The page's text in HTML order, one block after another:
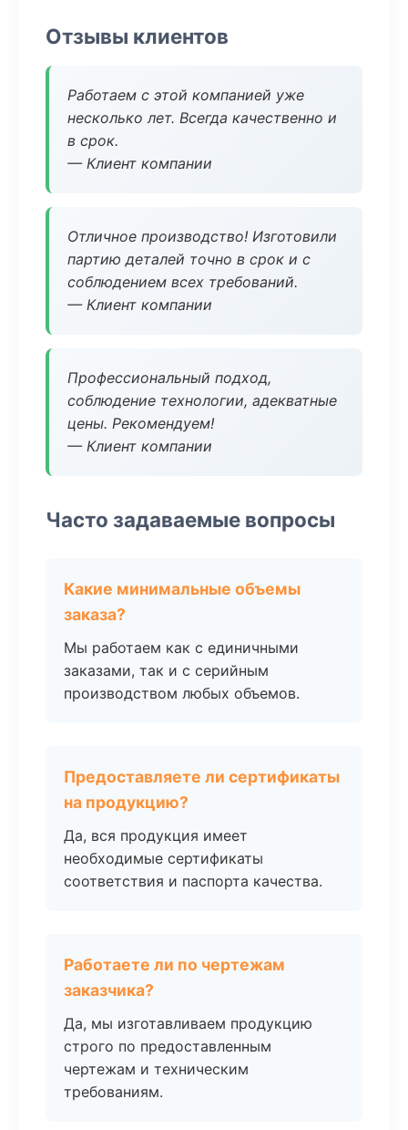
Отзывы клиентов
Работаем с этой компанией уже
несколько лет. Всегда качественно и
в срок.
— Клиент компании
Отличное производство! Изготовили
партию деталей точно в срок и с
соблюдением всех требований.
— Клиент компании
Профессиональный подход,
соблюдение технологии, адекватные
цены. Рекомендуем!
— Клиент компании
Часто задаваемые вопросы
Какие минимальные объемы
заказа?
Мы работаем как с единичными
заказами, так и с серийным
производством любых объемов.
Предоставляете ли сертификаты
на продукцию?
Да, вся продукция имеет
необходимые сертификаты
соответствия и паспорта качества.
Работаете ли по чертежам
заказчика?
Да, мы изготавливаем продукцию
строго по предоставленным
чертежам и техническим
требованиям.